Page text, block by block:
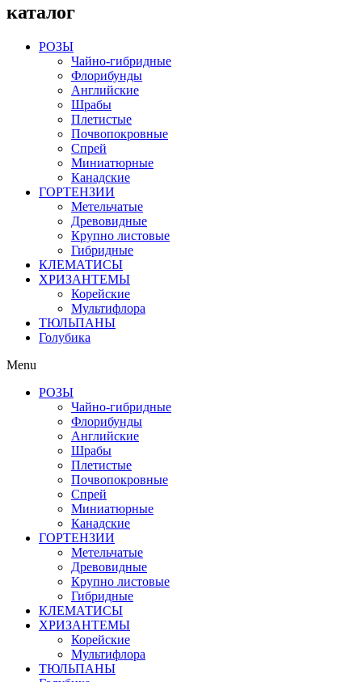
каталог
РОЗЫ
Чайно-гибридные
Флорибунды
Английские
Шрабы
Плетистые
Почвопокровные
Спрей
Миниатюрные
Канадские
ГОРТЕНЗИИ
Метельчатые
Древовидные
Крупно листовые
Гибридные
КЛЕМАТИСЫ
ХРИЗАНТЕМЫ
Корейские
Мультифлора
ТЮЛЬПАНЫ
Голубика
Menu
РОЗЫ
Чайно-гибридные
Флорибунды
Английские
Шрабы
Плетистые
Почвопокровные
Спрей
Миниатюрные
Канадские
ГОРТЕНЗИИ
Метельчатые
Древовидные
Крупно листовые
Гибридные
КЛЕМАТИСЫ
ХРИЗАНТЕМЫ
Корейские
Мультифлора
ТЮЛЬПАНЫ